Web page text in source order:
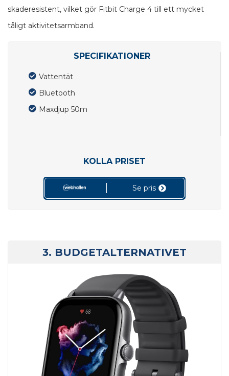
skaderesistent, vilket gör Fitbit Charge 4 till ett mycket
tåligt aktivitetsarmband.
SPECIFIKATIONER
Vattentät
Bluetooth
Maxdjup 50m
KOLLA PRISET
Se pris
3. BUDGETALTERNATIVET